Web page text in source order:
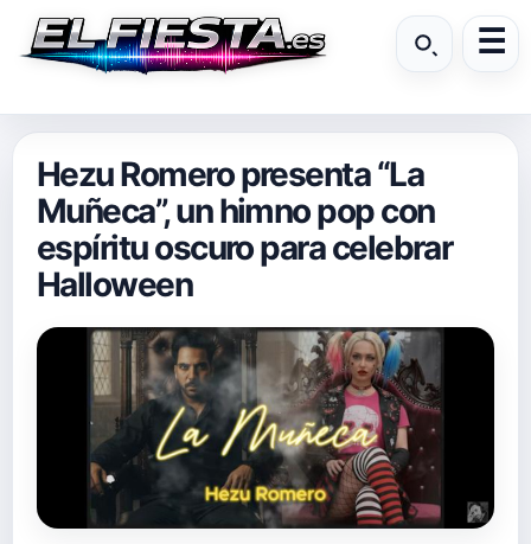
Hezu Romero presenta “La
Muñeca”, un himno pop con
espíritu oscuro para celebrar
Halloween